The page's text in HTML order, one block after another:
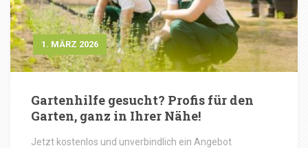
1. MÄRZ 2026
Gartenhilfe gesucht? Profis für den
Garten, ganz in Ihrer Nähe!
Jetzt kostenlos und unverbindlich ein Angebot